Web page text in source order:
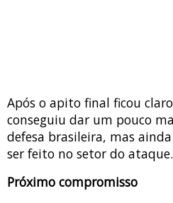
Após o apito final ficou
conseguiu dar um pouco
defesa brasileira, mas
ser feito no setor do ataque.
Próximo compromisso